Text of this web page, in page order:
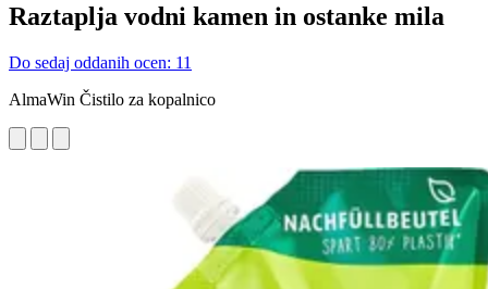
Raztaplja vodni kamen in ostanke mila
Do sedaj oddanih ocen: 11
AlmaWin Čistilo za kopalnico